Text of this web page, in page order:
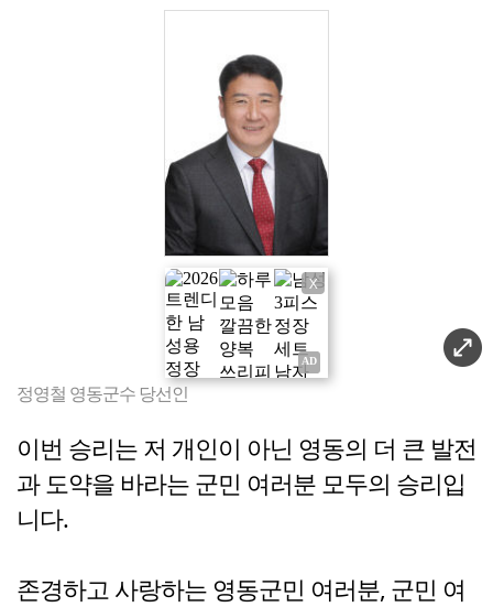
X
정영철 영동군수 당선인
이번 승리는 저 개인이 아닌 영동의 더 큰 발전
과 도약을 바라는 군민 여러분 모두의 승리입
니다.
존경하고 사랑하는 영동군민 여러분, 군민 여